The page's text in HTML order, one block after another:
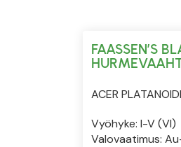
FAASSEN’S
ACER
Vyöhyke: I-V (VI)
Valovaatimus: